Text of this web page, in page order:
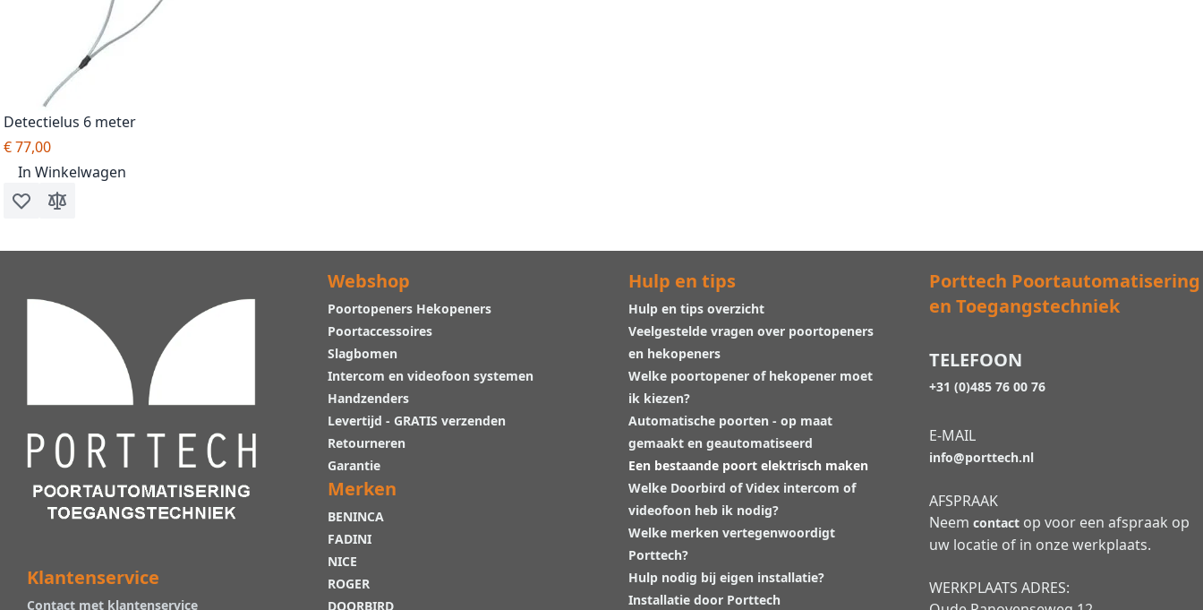
Detectielus 6 meter
€ 77,00
In Winkelwagen
Voeg toe aan verlanglijst
Toevoegen om te vergelijken
Klantenservice
Contact met klantenservice
Webshop
Poortopeners Hekopeners
Poortaccessoires
Slagbomen
Intercom en videofoon systemen
Handzenders
Levertijd - GRATIS verzenden
Retourneren
Garantie
Merken
BENINCA
FADINI
NICE
ROGER
DOORBIRD
Hulp en tips
Hulp en tips overzicht
Veelgestelde vragen over poortopeners
en hekopeners
Welke poortopener of hekopener moet
ik kiezen?
Automatische poorten - op maat
gemaakt en geautomatiseerd
Een bestaande poort elektrisch maken
Welke Doorbird of Videx intercom of
videofoon heb ik nodig?
Welke merken vertegenwoordigt
Porttech?
Hulp nodig bij eigen installatie?
Installatie door Porttech
Porttech Poortautomatisering
en Toegangstechniek
TELEFOON
+31 (0)485 76 00 76
E-MAIL
info@porttech.nl
AFSPRAAK
Neem contact op voor een afspraak op
uw locatie of in onze werkplaats.
WERKPLAATS ADRES: